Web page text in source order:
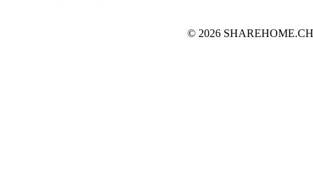
© 2026